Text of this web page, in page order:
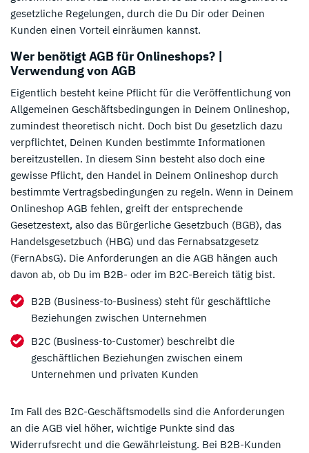
gesetzliche Regelungen, durch die Du Dir oder Deinen
Kunden einen Vorteil einräumen kannst.
Wer benötigt AGB für Onlineshops? |
Verwendung von AGB
Eigentlich besteht keine Pflicht für die Veröffentlichung von
Allgemeinen Geschäftsbedingungen in Deinem Onlineshop,
zumindest theoretisch nicht. Doch bist Du gesetzlich dazu
verpflichtet, Deinen Kunden bestimmte Informationen
bereitzustellen. In diesem Sinn besteht also doch eine
gewisse Pflicht, den Handel in Deinem Onlineshop durch
bestimmte Vertragsbedingungen zu regeln. Wenn in Deinem
Onlineshop AGB fehlen, greift der entsprechende
Gesetzestext, also das Bürgerliche Gesetzbuch (BGB), das
Handelsgesetzbuch (HBG) und das Fernabsatzgesetz
(FernAbsG). Die Anforderungen an die AGB hängen auch
davon ab, ob Du im B2B- oder im B2C-Bereich tätig bist.
B2B (Business-to-Business) steht für geschäftliche
Beziehungen zwischen Unternehmen
B2C (Business-to-Customer) beschreibt die
geschäftlichen Beziehungen zwischen einem
Unternehmen und privaten Kunden
Im Fall des B2C-Geschäftsmodells sind die Anforderungen
an die AGB viel höher, wichtige Punkte sind das
Widerrufsrecht und die Gewährleistung. Bei B2B-Kunden